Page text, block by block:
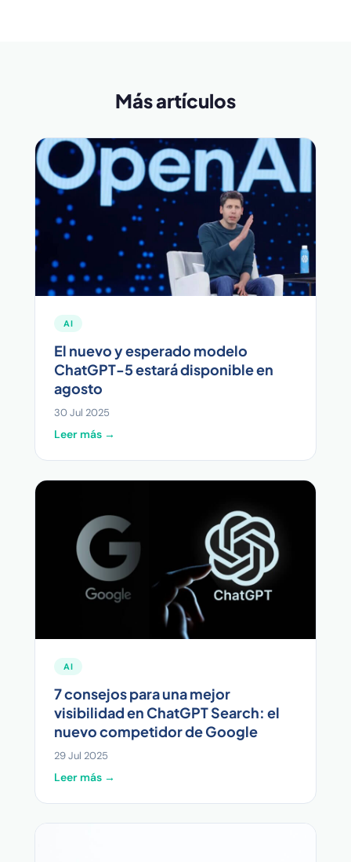
Más artículos
AI
El nuevo y esperado modelo
ChatGPT-5 estará disponible en
agosto
30 Jul 2025
Leer más →
AI
7 consejos para una mejor
visibilidad en ChatGPT Search: el
nuevo competidor de Google
29 Jul 2025
Leer más →